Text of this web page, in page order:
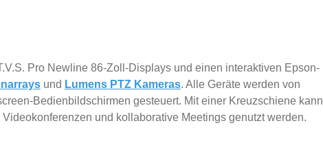
Pro Newline 86-Zoll-Displays und einen interaktiven Epson-
und Lumens PTZ Kameras. Alle Geräte werden von
Bedienbildschirmen gesteuert. Mit einer Kreuzschiene kann
und kollaborative Meetings genutzt werden.